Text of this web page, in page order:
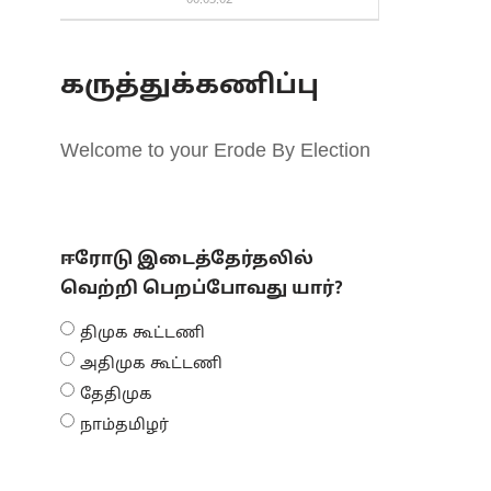
கருத்துக்கணிப்பு
Welcome to your Erode By Election
ஈரோடு இடைத்தேர்தலில்
வெற்றி பெறப்போவது யார்?
திமுக கூட்டணி
அதிமுக கூட்டணி
தேதிமுக
நாம்தமிழர்